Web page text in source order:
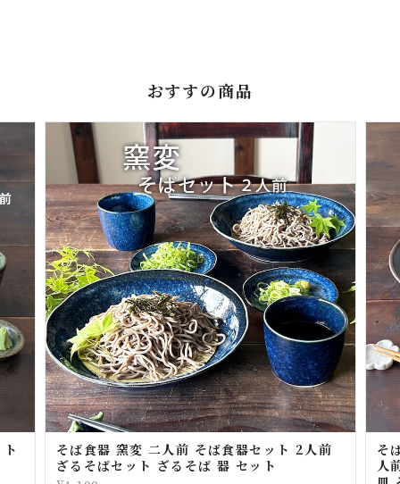
おすすの商品
そば食器 窯変 二人前 そば食器セット 2人前
ざるそばセット ざるそば 器 セット
そ
人